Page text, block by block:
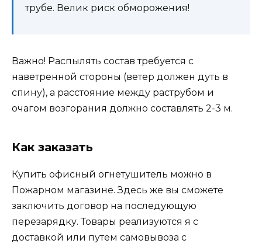
трубе. Велик риск обморожения!
Важно! Распылять состав требуется с
наветренной стороны (ветер должен дуть в
спину), а расстояние между раструбом и
очагом возгорания должно составлять 2-3 м.
Как заказать
Купить офисный огнетушитель можно в
Пожарном магазине. Здесь же вы сможете
заключить договор на последующую
перезарядку. Товары реализуются я с
доставкой или путем самовывоза с